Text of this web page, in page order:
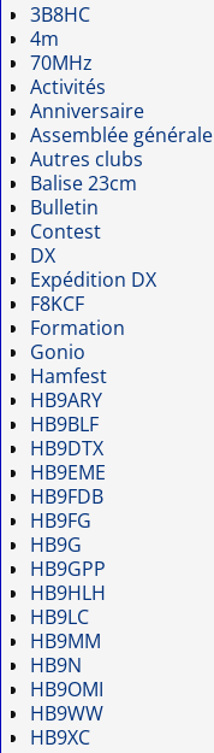
3B8HC
4m
70MHz
Activités
Anniversaire
Assemblée générale
Autres clubs
Balise 23cm
Bulletin
Contest
DX
Expédition DX
F8KCF
Formation
Gonio
Hamfest
HB9ARY
HB9BLF
HB9DTX
HB9EME
HB9FDB
HB9FG
HB9G
HB9GPP
HB9HLH
HB9LC
HB9MM
HB9N
HB9OMI
HB9WW
HB9XC